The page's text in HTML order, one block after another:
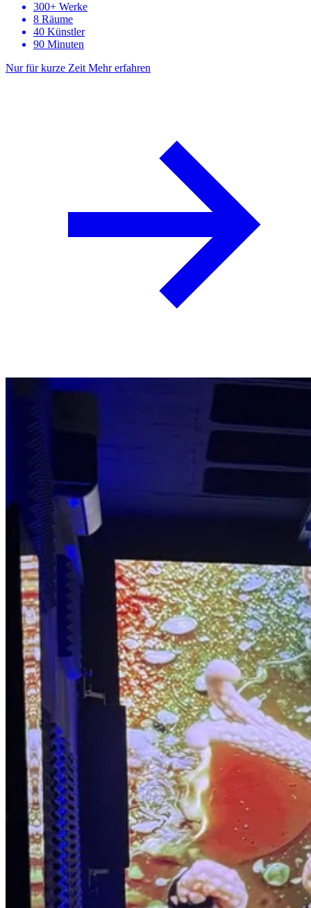
300+ Werke
8 Räume
40 Künstler
90 Minuten
Nur für kurze Zeit Mehr erfahren